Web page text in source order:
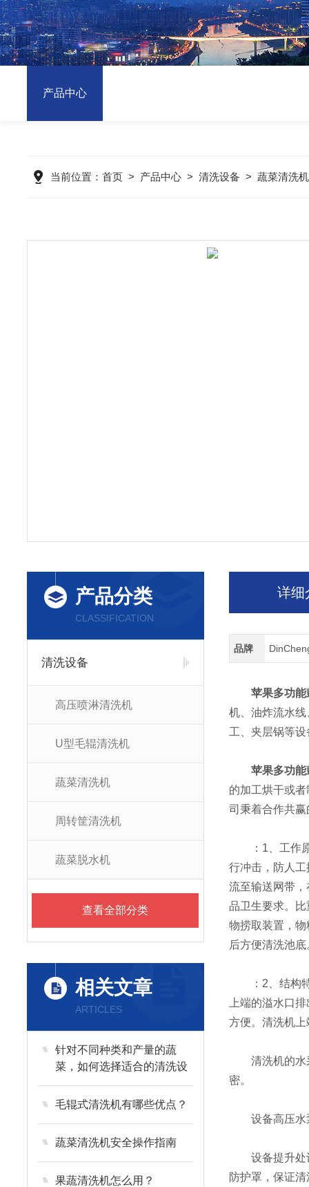
产品中心
当前位置： 首页 > 产品中心 > 清洗设备 > 蔬菜清洗机
产品分类
CLASSIFICATION
清洗设备
高压喷淋清洗机
U型毛辊清洗机
蔬菜清洗机
周转筐清洗机
蔬菜脱水机
查看全部分类
相关文章
ARTICLES
针对不同种类和产量的蔬
菜，如何选择适合的清洗设
备？
毛辊式清洗机有哪些优点？
蔬菜清洗机安全操作指南
果蔬清洗机怎么用？
详细
品牌
苹果多功
机、油炸流水
工、夹层锅等
苹果多功
的加工烘干或
司秉着合作共
：1、工作原
行冲击，防人
流至输送网带
品卫生要求。
物捞取装置，
后方便清洗池
：2、结构特
上端的溢水口
方便。清洗机
清洗机的水采
密。
设备高压水泵
设备提升处设
防护罩，保证